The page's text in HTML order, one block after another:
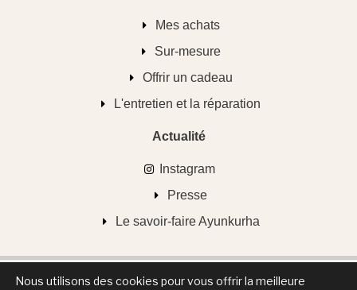
Mes achats
Sur-mesure
Offrir un cadeau
L'entretien et la réparation
Actualité
Instagram
Presse
Le savoir-faire Ayunkurha
Nous utilisons des cookies pour vous offrir la meilleure